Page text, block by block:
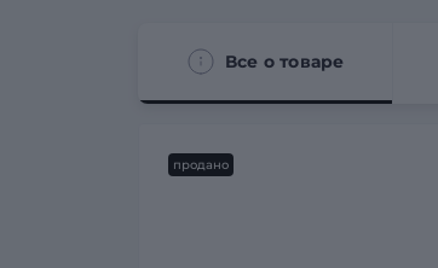
Все о товаре
продано